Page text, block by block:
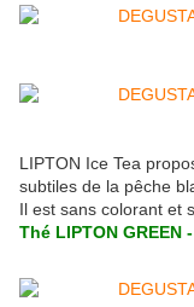
LIPTON Ice Tea
subtiles de la pêche
Il est sans colorant et
Thé LIPTON GREEN